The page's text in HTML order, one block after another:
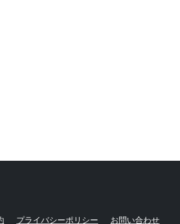
プライバシーポリシー お問い合わせ